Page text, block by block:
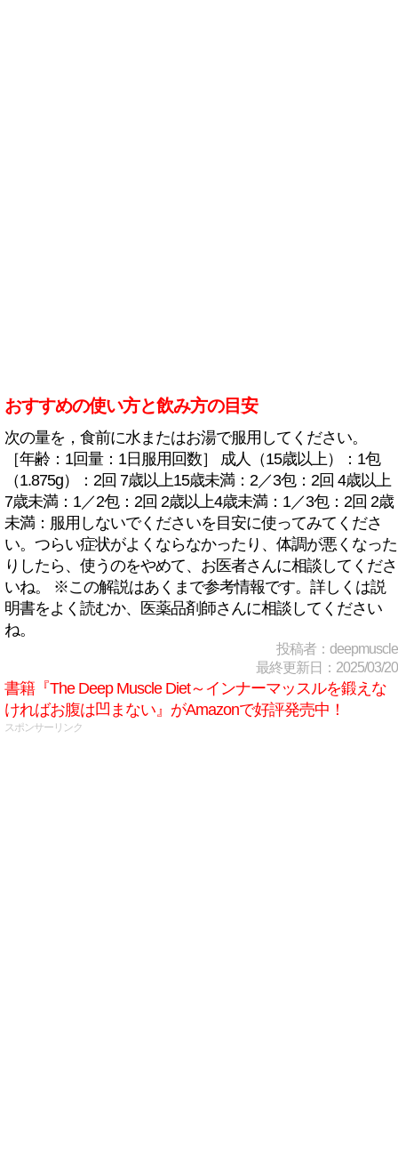
おすすめの使い方と飲み方の目安
次の量を，食前に水またはお湯で服用してください。
［年齢：1回量：1日服用回数］ 成人（15歳以上）：1包
（1.875g）：2回 7歳以上15歳未満：2／3包：2回 4歳以上
7歳未満：1／2包：2回 2歳以上4歳未満：1／3包：2回 2歳
未満：服用しないでくださいを目安に使ってみてくださ
い。つらい症状がよくならなかったり、体調が悪くなった
りしたら、使うのをやめて、お医者さんに相談してくださ
いね。 ※この解説はあくまで参考情報です。詳しくは説
明書をよく読むか、医薬品剤師さんに相談してください
ね。
投稿者：deepmuscle
最終更新日：2025/03/20
書籍『The Deep Muscle Diet～インナーマッスルを鍛えな
ければお腹は凹まない』がAmazonで好評発売中！
スポンサーリンク